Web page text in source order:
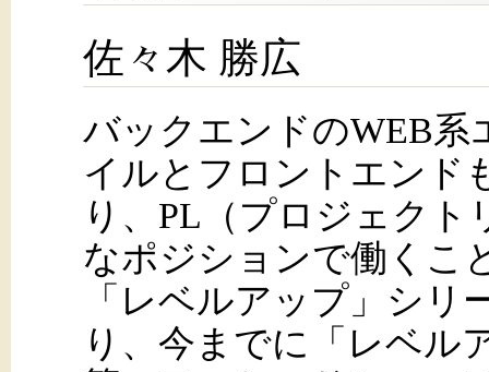
佐々木 勝広
バックエンドのWEB系
イルとフロントエンド
り、PL（プロジェクト
なポジションで働くこ
「レベルアップ」シリ
り、今までに「レベル